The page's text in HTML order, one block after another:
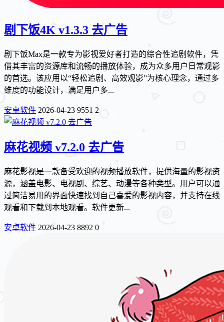
剧下饭4K v1.3.3 去广告
剧下饭Max是一款专为影视爱好者打造的综合性追剧软件，凭
借其丰富的资源库和流畅的播放体验，成为众多用户日常观影
的首选。该应用以“轻松追剧、高效观影”为核心理念，通过多
维度的功能设计，满足用户多...
安卓软件 2026-04-23 9551 2
麻花视频 v7.2.0 去广告
麻花影视是一款备受欢迎的视频播放软件，提供海量的影视资
源，涵盖电影、电视剧、综艺、动漫等各种类型。用户可以通
过简洁易用的界面快速找到自己喜爱的影视内容，并支持在线
观看和下载到本地观看。软件更新...
安卓软件 2026-04-23 8892 0